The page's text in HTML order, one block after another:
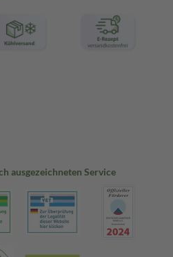
ausgezeichneten Service